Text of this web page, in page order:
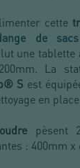
cette
de
une
La
S est
en
pèsent
: 400mm x